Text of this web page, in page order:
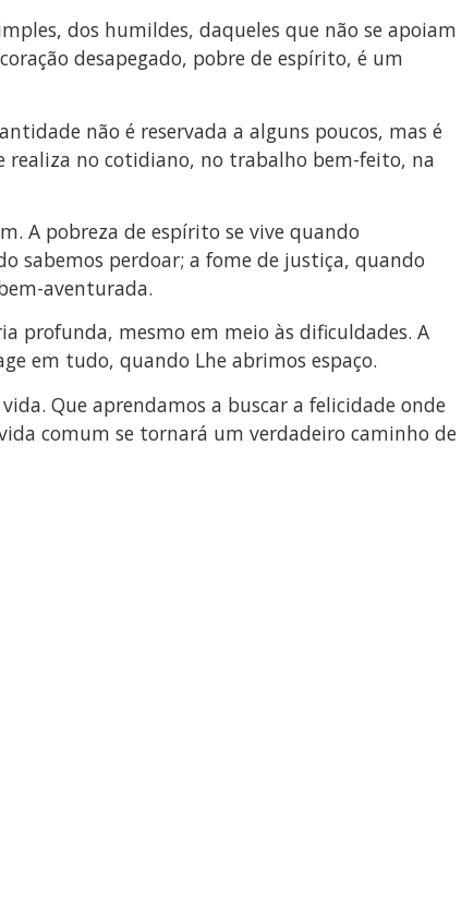
dos humildes, daqueles que não se apoiam
desapegado, pobre de espírito, é um
não é reservada a alguns poucos, mas é
realiza no cotidiano, no trabalho bem-feito, na
A pobreza de espírito se vive quando
sabemos perdoar; a fome de justiça, quando
aventurada.
profunda, mesmo em meio às dificuldades. A
em tudo, quando Lhe abrimos espaço.
Que aprendamos a buscar a felicidade onde
comum se tornará um verdadeiro caminho de